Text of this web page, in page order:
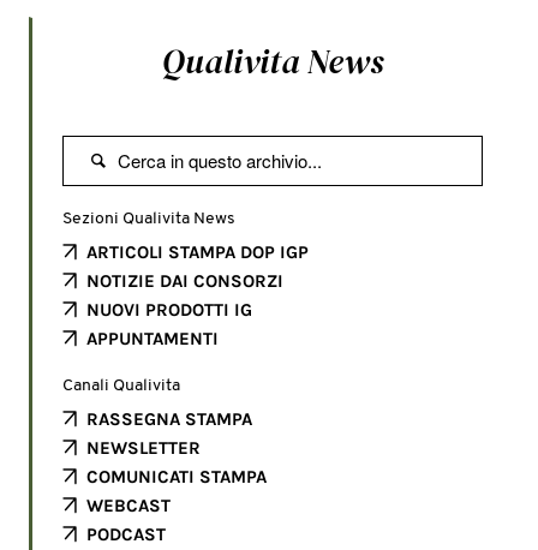
Qualivita News

Sezioni Qualivita News
ARTICOLI STAMPA DOP IGP
NOTIZIE DAI CONSORZI
NUOVI PRODOTTI IG
APPUNTAMENTI
Canali Qualivita
RASSEGNA STAMPA
NEWSLETTER
COMUNICATI STAMPA
WEBCAST
PODCAST